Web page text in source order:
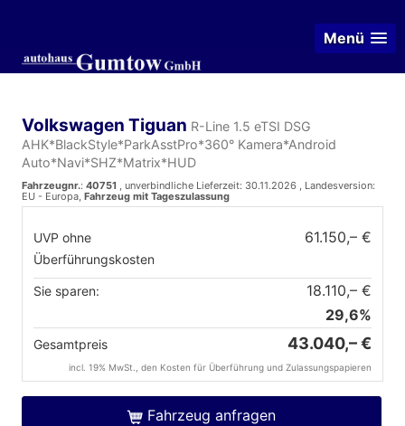
Menü
Volkswagen Tiguan R-Line 1.5 eTSI DSG
AHK*BlackStyle*ParkAsstPro*360° Kamera*Android
Auto*Navi*SHZ*Matrix*HUD
Fahrzeugnr.: 40751 , unverbindliche Lieferzeit: 30.11.2026 , Landesversion:
EU - Europa, Fahrzeug mit Tageszulassung
UVP ohne
Überführungskosten
61.150,– €
Sie sparen:
18.110,– €
29,6%
Gesamtpreis 43.040,– €
incl. 19% MwSt., den Kosten für Überführung und Zulassungspapieren
Fahrzeug anfragen